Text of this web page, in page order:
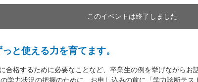
このイベントは終了しました
と使える力を育てます。
合格するために必要なことなど、卒業生の例を挙げながらお
学力状況の把握のために、お申し込みの前に「学力診断テ